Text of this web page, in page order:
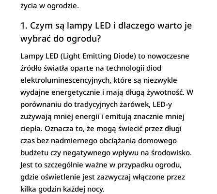
życia w ogrodzie.
1. Czym są lampy LED i dlaczego warto je
wybrać do ogrodu?
Lampy LED (Light Emitting Diode) to nowoczesne
źródło światła oparte na technologii diod
elektroluminescencyjnych, które są niezwykle
wydajne energetycznie i mają długą żywotność. W
porównaniu do tradycyjnych żarówek, LED-y
zużywają mniej energii i emitują znacznie mniej
ciepła. Oznacza to, że mogą świecić przez długi
czas bez nadmiernego obciążania domowego
budżetu czy negatywnego wpływu na środowisko.
Jest to szczególnie ważne w przypadku ogrodu,
gdzie oświetlenie jest zazwyczaj włączone przez
kilka godzin każdej nocy.